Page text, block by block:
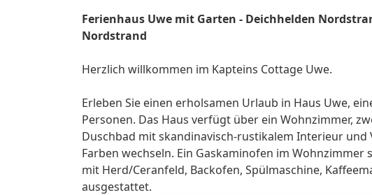
Ferienhaus Uwe mit Garten - Deichhelden
Nordstrand
Herzlich willkommen im Kapteins Cottage Uwe.
Erleben Sie einen erholsamen Urlaub in Haus Uwe,
Personen. Das Haus verfügt über ein Wohnzimmer,
Duschbad mit skandinavisch-rustikalem Interieur und
Farben wechseln. Ein Gaskaminofen im
mit Herd/Ceranfeld, Backofen, Spülmaschine,
ausgestattet.